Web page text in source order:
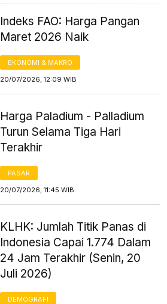
Indeks FAO: Harga Pangan
Maret 2026 Naik
EKONOMI & MAKRO
20/07/2026, 12:09 WIB
Harga Paladium - Palladium
Turun Selama Tiga Hari
Terakhir
PASAR
20/07/2026, 11:45 WIB
KLHK: Jumlah Titik Panas di
Indonesia Capai 1.774 Dalam
24 Jam Terakhir (Senin, 20
Juli 2026)
DEMOGRAFI